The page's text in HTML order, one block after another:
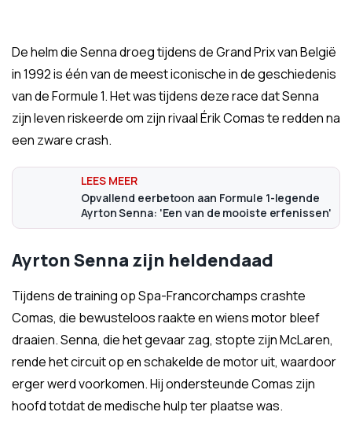
De helm die Senna droeg tijdens de Grand Prix van België
in 1992 is één van de meest iconische in de geschiedenis
van de Formule 1. Het was tijdens deze race dat Senna
zijn leven riskeerde om zijn rivaal Érik Comas te redden na
een zware crash.
Opvallend eerbetoon aan Formule 1-legende
Ayrton Senna: 'Een van de mooiste erfenissen'
Ayrton Senna zijn heldendaad
Tijdens de training op Spa-Francorchamps crashte
Comas, die bewusteloos raakte en wiens motor bleef
draaien. Senna, die het gevaar zag, stopte zijn McLaren,
rende het circuit op en schakelde de motor uit, waardoor
erger werd voorkomen. Hij ondersteunde Comas zijn
hoofd totdat de medische hulp ter plaatse was.